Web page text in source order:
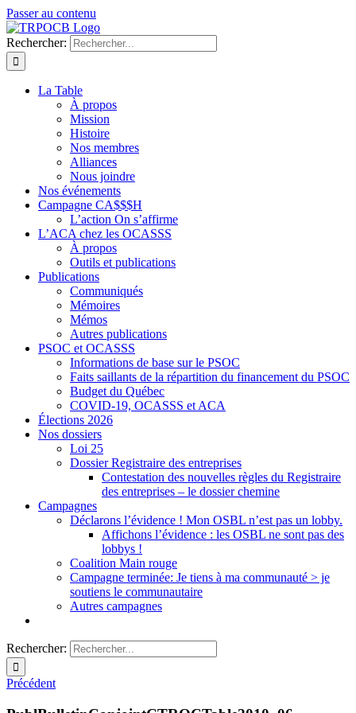
Passer au contenu
Rechercher:
La Table
À propos
Mission
Histoire
Nos membres
Alliances
Nous joindre
Nos événements
Campagne CA$$$H
L’action On s’affirme
L’ACA chez les OCASSS
À propos
Outils et publications
Publications
Communiqués
Mémoires
Mémos
Autres publications
PSOC et OCASSS
Informations de base sur le PSOC
Faits saillants de la répartition du financement du PSOC
Budget du Québec
COVID-19, OCASSS et ACA
Élections 2026
Nos dossiers
Loi 25
Dossier Registraire des entreprises
Contestation des nouvelles règles du Registraire
des entreprises – le dossier chemine
Campagnes
Déclarons l’évidence ! Mon OSBL n’est pas un lobby.
Affichons l’évidence : les OSBL ne sont pas des
lobbys !
Coalition Main rouge
Campagne terminée: Je tiens à ma communauté > je
soutiens le communautaire
Autres campagnes
Rechercher:
Précédent